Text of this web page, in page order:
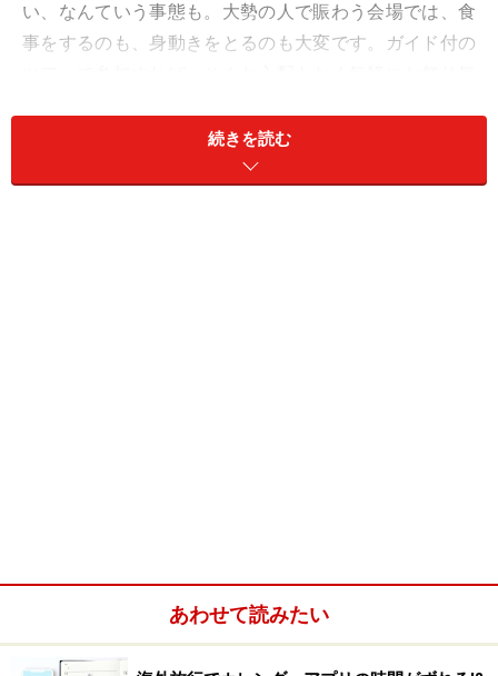
い、なんていう事態も。大勢の人で賑わう会場では、食
事をするのも、身動きをとるのも大変です。ガイド付の
キリスト教の祝祭をはじめ、年間を通して各地でお祭り
やイベントが開催されるヨーロッパ。各国を代表する定
続きを読む
あわせて読みたい